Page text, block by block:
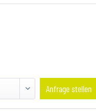
Anfrage stellen